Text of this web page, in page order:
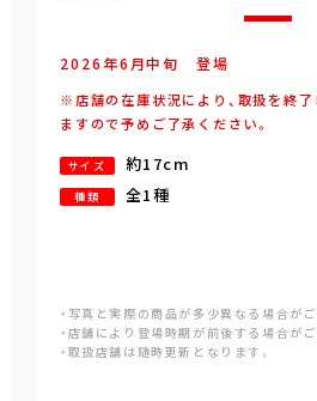
2026年6 月中旬 登場
※店舗の在庫状況により、取扱を終
ますので予めご了承ください。
サイズ 約17cm
種類 全1種
・写真と実際の商品が多少異なる場合がご
・店舗により登場時期が前後する場合がご
・取扱店舗は随時更新となります。